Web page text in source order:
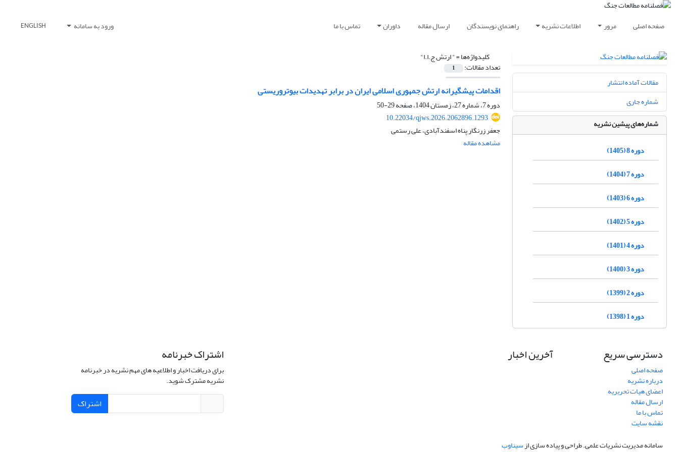
صفحه اصلی مرور اطلاعات نشریه راهنمای نویسندگان ارسال مقاله داوران تماس با ما ورود به سامانه ENGLISH
کلیدواژه‌ها =" ارتش ج.ا.ا"
تعداد مقالات: 1
اقدامات پیشگیرانه ارتش جمهوری اسلامی ایران در برابر تهدیدات بیوتروریستی
دوره 7، شماره 27، زمستان 1404، صفحه
29-50
10.22034/qjws.2026.2062896.1293
جعفر زرنگار پناه اسفندآبادی، علی رستمی
مشاهده مقاله
مقالات آماده انتشار
شماره جاری
شماره‌های پیشین نشریه
دوره 8 (1405)
دوره 7 (1404)
دوره 6 (1403)
دوره 5 (1402)
دوره 4 (1401)
دوره 3 (1400)
دوره 2 (1399)
دوره 1 (1398)
دسترسی سریع
صفحه اصلی
درباره نشریه
اعضای هیات تحریریه
ارسال مقاله
تماس با ما
نقشه سایت
آخرین اخبار اشتراک خبرنامه
برای دریافت اخبار و اطلاعیه های مهم نشریه در خبرنامه
نشریه مشترک شوید.
اشتراک
سامانه مدیریت نشریات علمی.طراحی و پیاده سازی ازسیناوب